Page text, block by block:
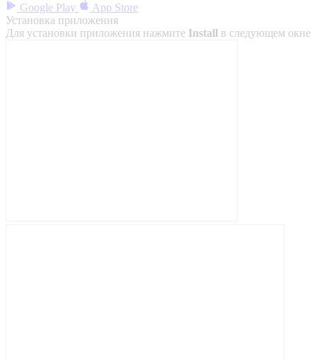
Google Play
App Store
Установка приложения
Для установки приложения нажмите Install в следующем окне